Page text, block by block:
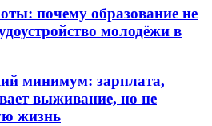
почему образование не
молодёжи в
минимум: зарплата,
выживание, но не
жизнь